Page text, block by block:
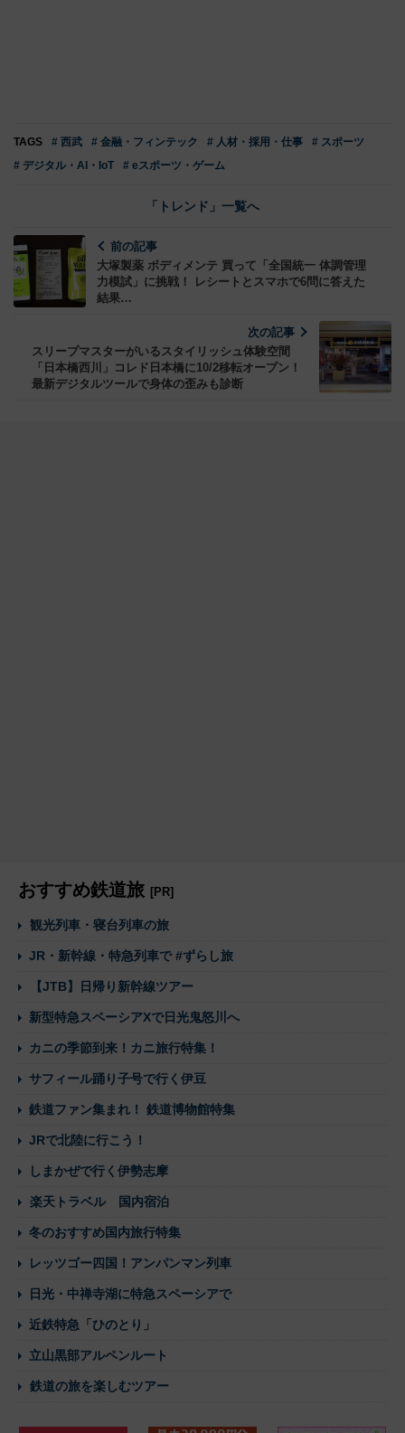
TAGS # 西武 # 金融・フィンテック # 人材・採用・仕事
# スポーツ
# デジタル・AI・IoT
# eスポーツ・ゲーム
「トレンド」一覧へ
前の記事
大塚製薬 ボディメンテ 買って「全国統一 体調管理
力模試」に挑戦！ レシートとスマホで6問に答えた
結果…
次の記事
スリープマスターがいるスタイリッシュ体験空間
「日本橋西川」コレド日本橋に10/2移転オープン！
最新デジタルツールで身体の歪みも診断
おすすめ鉄道旅 [PR]
観光列車・寝台列車の旅
JR・新幹線・特急列車で #ずらし旅
【JTB】日帰り新幹線ツアー
新型特急スペーシアXで日光鬼怒川へ
カニの季節到来！カニ旅行特集！
サフィール踊り子号で行く伊豆
鉄道ファン集まれ！ 鉄道博物館特集
JRで北陸に行こう！
しまかぜで行く伊勢志摩
楽天トラベル 国内宿泊
冬のおすすめ国内旅行特集
レッツゴー四国！アンパンマン列車
日光・中禅寺湖に特急スペーシアで
近鉄特急「ひのとり」
立山黒部アルペンルート
鉄道の旅を楽しむツアー